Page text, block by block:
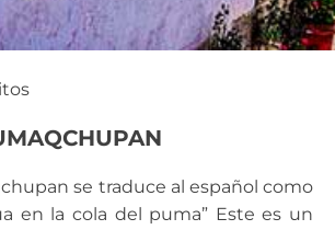
se traduce al español como
en la cola del puma” Este es un